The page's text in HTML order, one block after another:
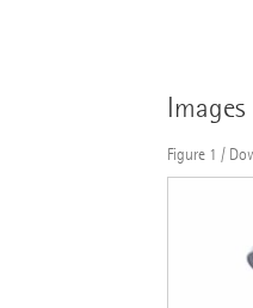
Images
Figure 1 /